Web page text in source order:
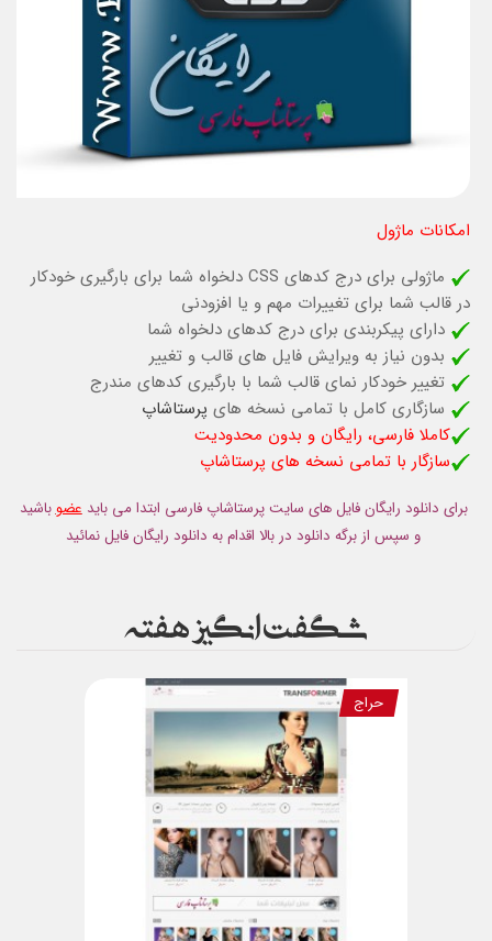
امکانات ماژول
ماژولی برای درج کدهای CSS دلخواه شما برای بارگیری خودکار
در قالب شما برای تغییرات مهم و یا افزودنی
دارای پیکربندی برای درج کدهای دلخواه شما
بدون نیاز به ویرایش فایل های قالب و تغییر
تغییر خودکار نمای قالب شما با بارگیری کدهای مندرج
سازگاری کامل با تمامی نسخه های پرستاشاپ
کاملا فارسی، رایگان و بدون محدودیت
سازگار با تمامی نسخه های پرستاشاپ
برای دانلود رایگان فایل های سایت پرستاشاپ فارسی ابتدا می بایدعضوباشید
و سپس از برگه دانلود در بالا اقدام به دانلود رایگان فایل نمائید
شگفت انگیز هفته
حراج